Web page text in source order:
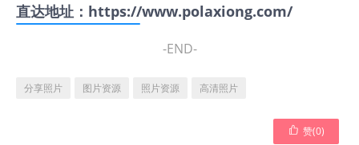
直达地址： https://www.polaxiong.com/
-END-
分享照片 图片资源 照片资源 高清照片
 赞(0)